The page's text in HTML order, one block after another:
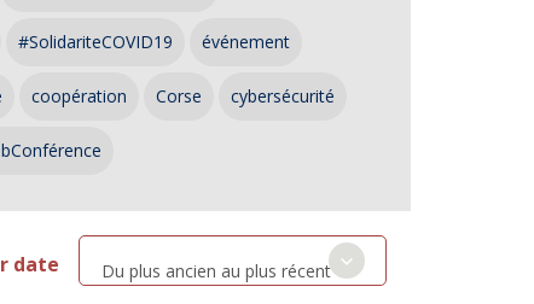
#SolidariteCOVID19 événement
coopération Corse cybersécurité
date Du plus ancien au plus récent